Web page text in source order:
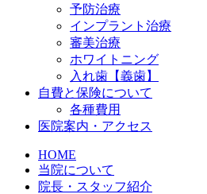
予防治療
インプラント治療
審美治療
ホワイトニング
入れ歯【義歯】
自費と保険について
各種費用
医院案内・アクセス
HOME
当院について
院長・スタッフ紹介